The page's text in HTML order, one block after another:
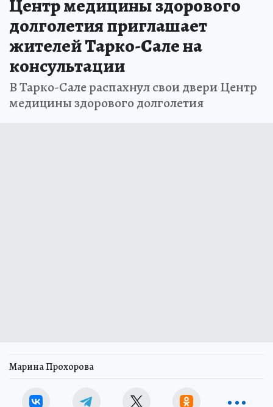
Центр медицины здорового
долголетия приглашает
жителей Тарко-Сале на
консультации
В Тарко-Сале распахнул свои двери Центр
медицины здорового долголетия
Марина Прохорова